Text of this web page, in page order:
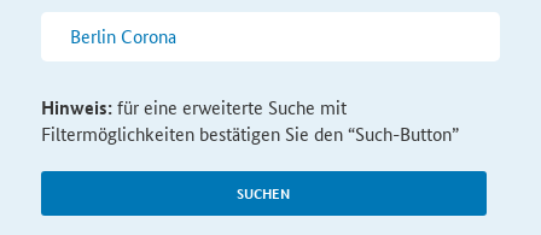
SUCHEN
Hinweis:für eine erweiterte Suche mit
Filtermöglichkeiten bestätigen Sie den “Such-Button”